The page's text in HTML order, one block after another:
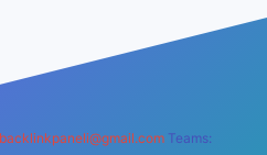
backlinkpaneli@gmail.com Teams: